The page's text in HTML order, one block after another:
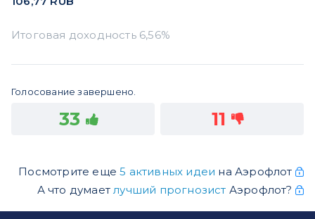
Голосование завершено.
33 11
Посмотрите еще5 активных идеи на Аэрофлот
А что думаетлучший прогнозист Аэрофлот?